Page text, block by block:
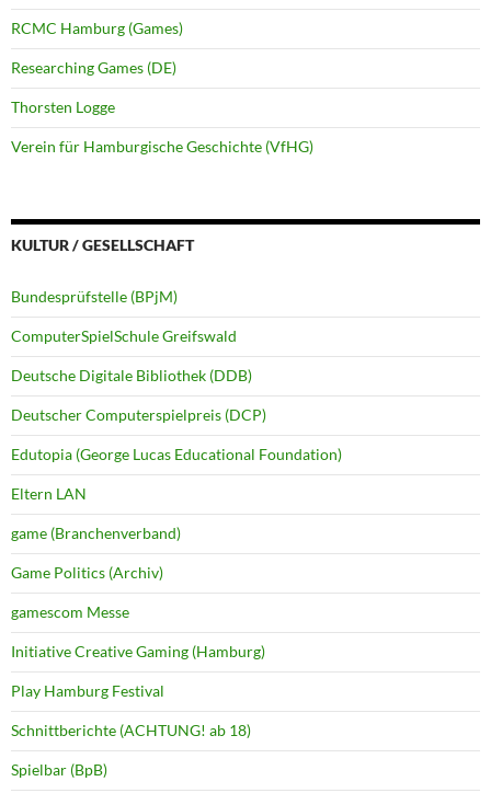
RCMC Hamburg (Games)
Researching Games (DE)
Thorsten Logge
Verein für Hamburgische Geschichte (VfHG)
KULTUR / GESELLSCHAFT
Bundesprüfstelle (BPjM)
ComputerSpielSchule Greifswald
Deutsche Digitale Bibliothek (DDB)
Deutscher Computerspielpreis (DCP)
Edutopia (George Lucas Educational Foundation)
Eltern LAN
game (Branchenverband)
Game Politics (Archiv)
gamescom Messe
Initiative Creative Gaming (Hamburg)
Play Hamburg Festival
Schnittberichte (ACHTUNG! ab 18)
Spielbar (BpB)